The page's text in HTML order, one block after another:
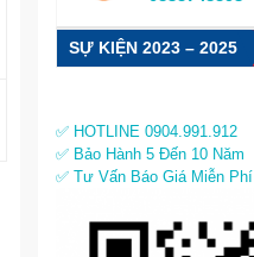
SỰ KIỆN 2023 – 2025
✅ HOTLINE 0904.991.912
✅ Bảo Hành 5 Đến 10 Năm
✅ Tư Vấn Báo Giá Miễn Phí